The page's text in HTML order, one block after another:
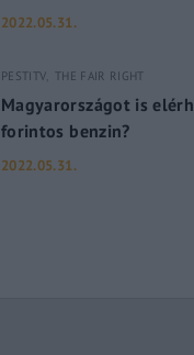
2022.05.31.
PESTITV THE FAIR RIGHT
Magyarországot is
forintos benzin?
2022.05.31.